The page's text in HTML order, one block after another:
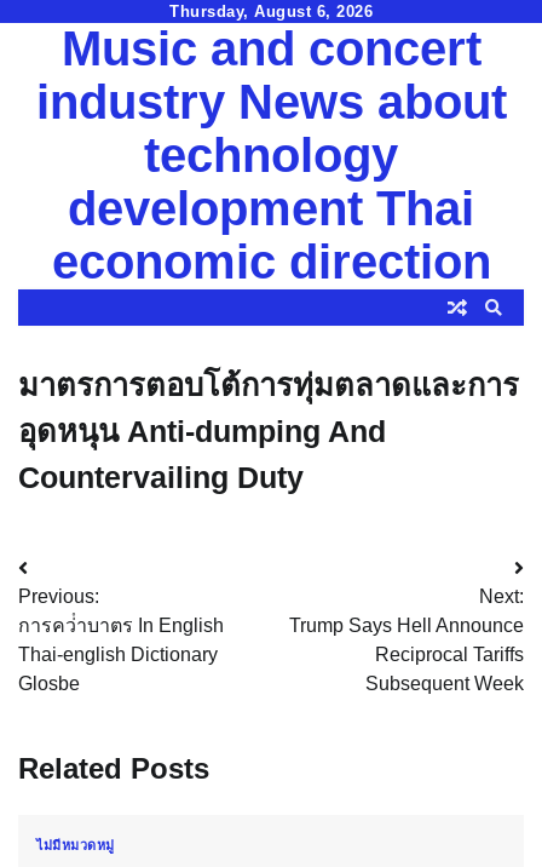
Thursday, August 6, 2026
Music and concert
industry News about
technology
development Thai
economic direction
มาตรการตอบโต้การทุ่มตลาดและการ
อุดหนุน Anti-dumping And
Countervailing Duty
Post
navigation
Previous:
การคว่ําบาตร In English
Thai-english Dictionary
Glosbe
Next:
Trump Says Hell Announce
Reciprocal Tariffs
Subsequent Week
Related Posts
ไม่มีหมวดหมู่